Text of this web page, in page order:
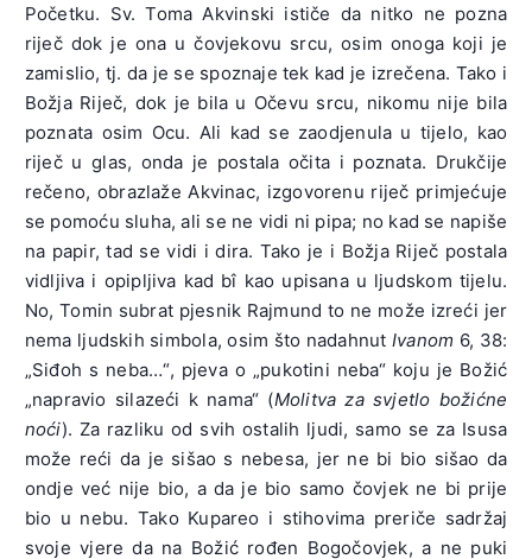
Početku. Sv. Toma Akvinski ističe da nitko ne pozna
riječ dok je ona u čovjekovu srcu, osim onoga koji je
zamislio, tj. da je se spoznaje tek kad je izrečena. Tako i
Božja Riječ, dok je bila u Očevu srcu, nikomu nije bila
poznata osim Ocu. Ali kad se zaodjenula u tijelo, kao
riječ u glas, onda je postala očita i poznata. Drukčije
rečeno, obrazlaže Akvinac, izgovorenu riječ primjećuje
se pomoću sluha, ali se ne vidi ni pipa; no kad se napiše
na papir, tad se vidi i dira. Tako je i Božja Riječ postala
vidljiva i opipljiva kad bî kao upisana u ljudskom tijelu.
No, Tomin subrat pjesnik Rajmund to ne može izreći jer
nema ljudskih simbola, osim što nadahnut Ivanom 6, 38:
„Siđoh s neba…“, pjeva o „pukotini neba“ koju je Božić
„napravio silazeći k nama“ (Molitva za svjetlo božićne
noći). Za razliku od svih ostalih ljudi, samo se za Isusa
može reći da je sišao s nebesa, jer ne bi bio sišao da
ondje već nije bio, a da je bio samo čovjek ne bi prije
bio u nebu. Tako Kupareo i stihovima preriče sadržaj
svoje vjere da na Božić rođen Bogočovjek, a ne puki